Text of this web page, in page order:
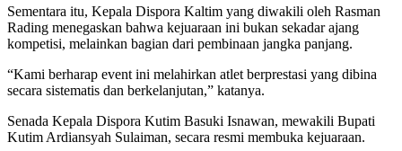
Sementara itu, Kepala Dispora Kaltim yang diwakili oleh Rasman
Rading menegaskan bahwa kejuaraan ini bukan sekadar ajang
kompetisi, melainkan bagian dari pembinaan jangka panjang.
“Kami berharap event ini melahirkan atlet berprestasi yang dibina
secara sistematis dan berkelanjutan,” katanya.
Senada Kepala Dispora Kutim Basuki Isnawan, mewakili Bupati
Kutim Ardiansyah Sulaiman, secara resmi membuka kejuaraan.